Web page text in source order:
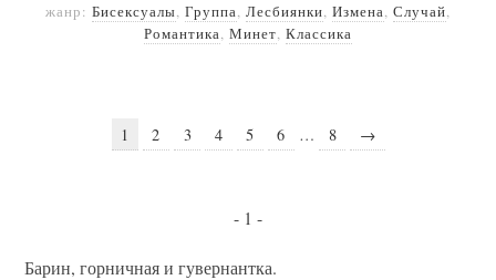
жанр: Бисексуалы, Группа, Лесбиянки, Измена, Случай,
Романтика, Минет, Классика
1 2 3 4 5 6 … 8 →
- 1 -
Барин, горничная и гувернантка.